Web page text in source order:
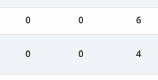
0 0 6
0 0 4